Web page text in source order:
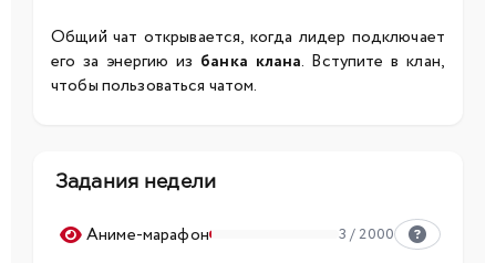
Общий чат открывается, когда лидер подключает
его за энергию из банка клана. Вступите в клан,
чтобы пользоваться чатом.
Задания недели
Аниме-марафон 3 / 2000